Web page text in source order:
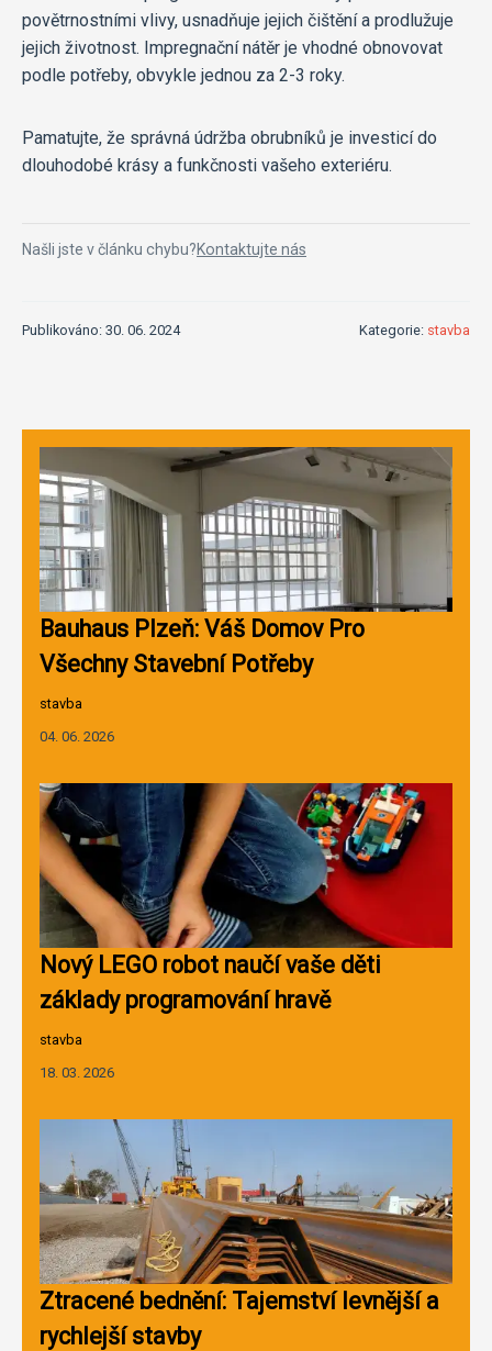
povětrnostními vlivy, usnadňuje jejich čištění a prodlužuje
jejich životnost. Impregnační nátěr je vhodné obnovovat
podle potřeby, obvykle jednou za 2-3 roky.
Pamatujte, že správná údržba obrubníků je investicí do
dlouhodobé krásy a funkčnosti vašeho exteriéru.
Našli jste v článku chybu?Kontaktujte nás
Publikováno: 30. 06. 2024 Kategorie: stavba
Bauhaus Plzeň: Váš Domov Pro
Všechny Stavební Potřeby
stavba
04. 06. 2026
Nový LEGO robot naučí vaše děti
základy programování hravě
stavba
18. 03. 2026
Ztracené bednění: Tajemství levnější a
rychlejší stavby